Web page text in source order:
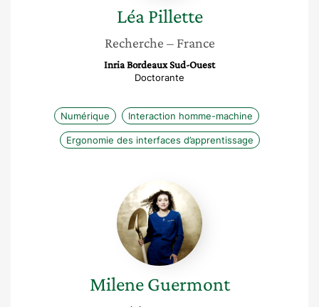
Léa Pillette
Recherche – France
Inria Bordeaux Sud-Ouest
Doctorante
Numérique Interaction homme-machine
Ergonomie des interfaces d’apprentissage
Milene
Guermont
Milene Guermont